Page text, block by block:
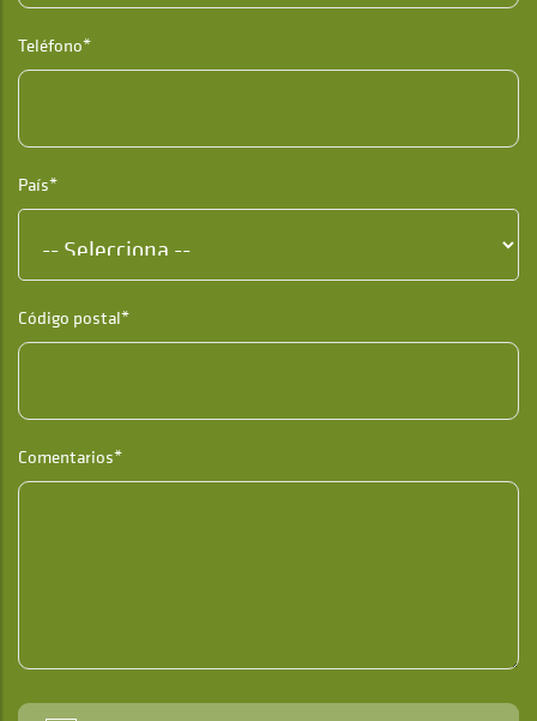
Teléfono*
País*
Código postal*
Comentarios*